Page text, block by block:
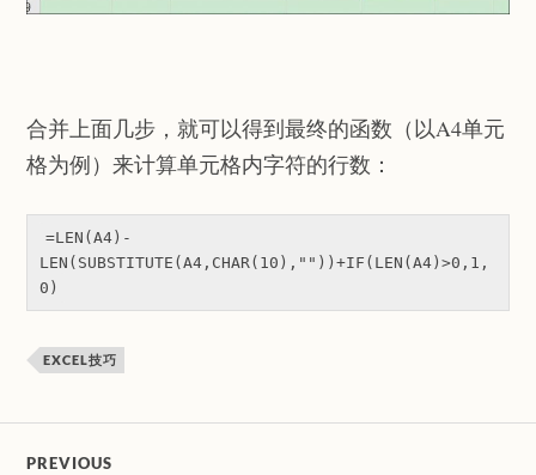
合并上面几步，就可以得到最终的函数（以A4单元
格为例）来计算单元格内字符的行数：
=LEN(A4)-
LEN(SUBSTITUTE(A4,CHAR(10),""))+IF(LEN(A4)>0,1,
EXCEL技巧
PREVIOUS